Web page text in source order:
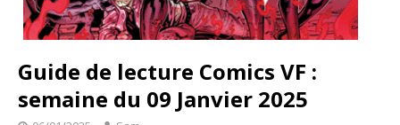
Guide de lecture Comics VF :
semaine du 09 Janvier 2025